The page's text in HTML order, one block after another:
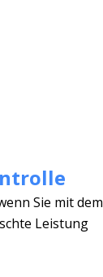
Sie mit dem
Leistung